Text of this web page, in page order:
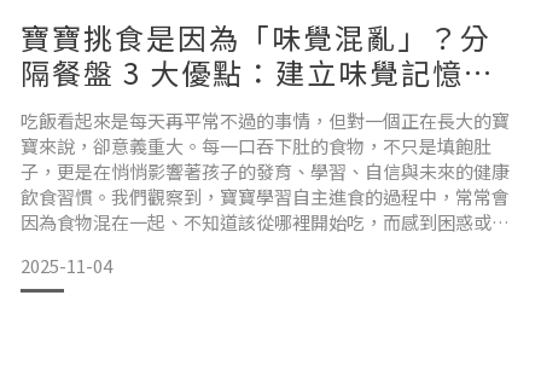
「他好像還不太會用湯匙耶？」
「每次吃飯現場都像打仗一樣，真的好崩潰……」但其實，問
題往往不是出在孩子的能力，而是出在工具對不對。
對一歲左右的孩子來說，若是餐具太重、湯匙太長、碗老是滑
來滑去……光是拿起來就覺得好困難，久
寶寶挑食是因為「味覺混亂」？分
隔餐盤 3 大優點：建立味覺記憶與
均衡飲食習慣
吃飯看起來是每天再平常不過的事情，但對一個正在長大的寶
寶來說，卻意義重大。每一口吞下肚的食物，不只是填飽肚
子，更是在悄悄影響著孩子的發育、學習、自信與未來的健康
飲食習慣。我們觀察到，寶寶學習自主進食的過程中，常常會
因為食物混在一起、不知道該從哪裡開始吃，而感到困惑或抗
的食物堆在一起，讓孩子感到壓力太大，不知如何下手。所
以，我們思考的不是怎麼把餐盤做得更花俏、更可愛，而是：
2025-11-04